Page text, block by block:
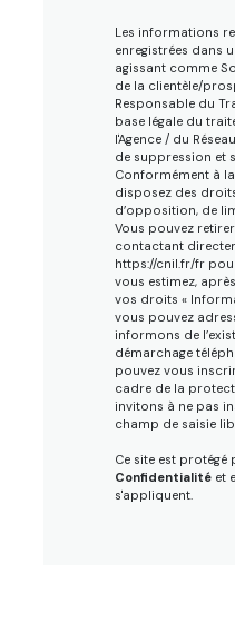
Les informations
enregistrées dans
agissant comme
de la clientèle/
Responsable du
base légale du
l'Agence / du
de suppression et
Conformément à
disposez des
d’opposition, de
Vous pouvez
contactant
https://cnil.fr/fr
vous estimez,
vos droits «
vous pouvez
informons de
démarchage
pouvez vous
cadre de la
invitons à ne pas
champ de saisie
Ce site est protégé
Confidentialitéet
s'appliquent.